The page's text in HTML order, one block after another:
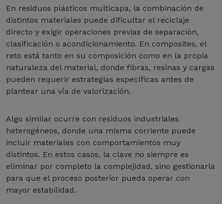
En residuos plásticos multicapa, la combinación de
distintos materiales puede dificultar el reciclaje
directo y exigir operaciones previas de separación,
clasificación o acondicionamiento. En composites, el
reto está tanto en su composición como en la propia
naturaleza del material, donde fibras, resinas y cargas
pueden requerir estrategias específicas antes de
plantear una vía de valorización.
Algo similar ocurre con residuos industriales
heterogéneos, donde una misma corriente puede
incluir materiales con comportamientos muy
distintos. En estos casos, la clave no siempre es
eliminar por completo la complejidad, sino gestionarla
para que el proceso posterior pueda operar con
mayor estabilidad.